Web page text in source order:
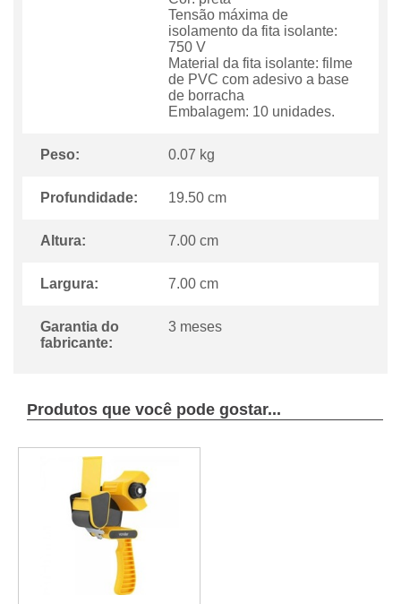
Tensão máxima de
isolamento da fita isolante:
750 V
Material da fita isolante: filme
de PVC com adesivo a base
de borracha
Embalagem: 10 unidades.
Peso: 0.07 kg
Profundidade: 19.50 cm
Altura: 7.00 cm
Largura: 7.00 cm
Garantia do
fabricante:
3 meses
Produtos que você pode gostar...